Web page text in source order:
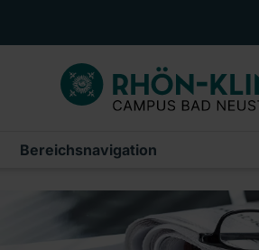
MEDIZIN & PFLEGE
PATIENTEN & BESUCHER
CAMPUS AKADEMIE
Bereichsnavigation
Pressemitteilungen
Archiv